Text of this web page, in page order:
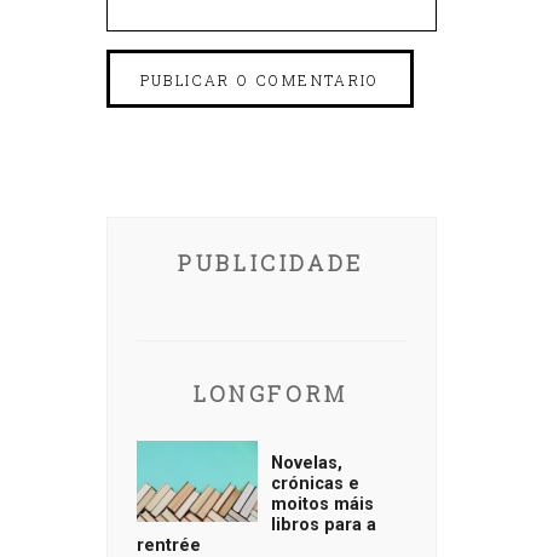
PUBLICIDADE
LONGFORM
Novelas,
crónicas e
moitos máis
libros para a
rentrée